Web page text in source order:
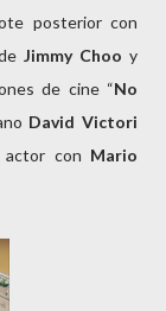
posterior con
Jimmy Choo y
de cine “No
David Victori
actor con Mario